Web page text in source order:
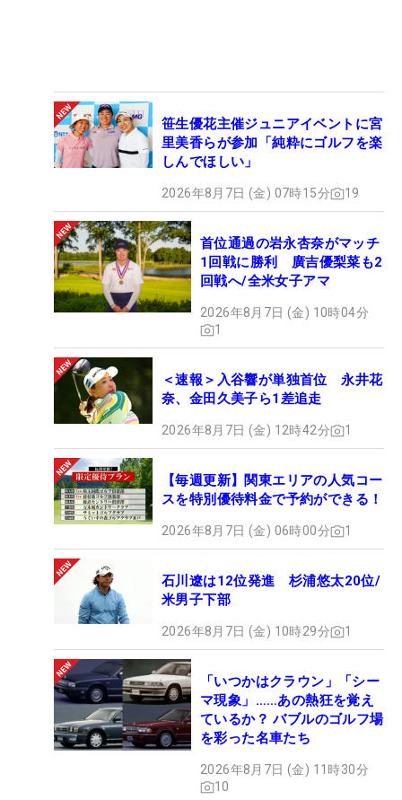
笹生優花主催ジュニアイベントに宮
里美香らが参加「純粋にゴルフを楽
しんでほしい」
2026年8月7日 (金) 07時15分 19
首位通過の岩永杏奈がマッチ
1回戦に勝利 廣吉優梨菜も2
回戦へ/全米女子アマ
2026年8月7日 (金) 10時04分
1
＜速報＞入谷響が単独首位 永井花
奈、金田久美子ら1差追走
2026年8月7日 (金) 12時42分 1
【毎週更新】関東エリアの人気コー
スを特別優待料金で予約ができる！
2026年8月7日 (金) 06時00分 1
石川遼は12位発進 杉浦悠太20位/
米男子下部
2026年8月7日 (金) 10時29分 1
「いつかはクラウン」「シー
マ現象」……あの熱狂を覚え
ているか？ バブルのゴルフ場
を彩った名車たち
2026年8月7日 (金) 11時30分
10